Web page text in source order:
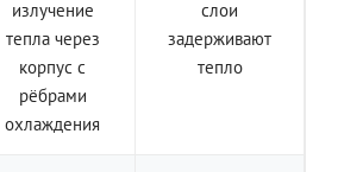
излучение
тепла через
корпус с
рёбрами
охлаждения
слои
задерживают
тепло